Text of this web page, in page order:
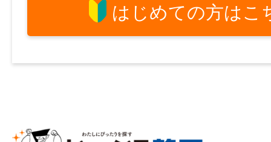
はじめての方はこ